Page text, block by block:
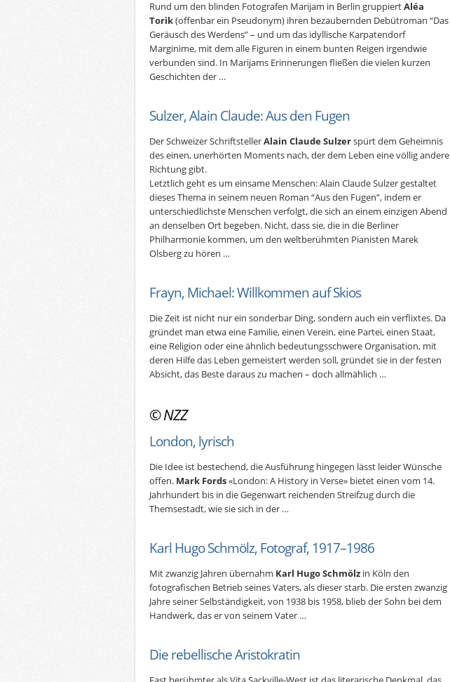
Rund um den blinden Fotografen Marijam in Berlin gruppiertAléa
Torik(offenbar ein Pseudonym) ihren bezaubernden Debütroman “Das
Geräusch des Werdens” – und um das idyllische Karpatendorf
Marginime, mit dem alle Figuren in einem bunten Reigen irgendwie
verbunden sind. In Marijams Erinnerungen fließen die vielen kurzen
Geschichten der …
Sulzer, Alain Claude: Aus den Fugen
Der Schweizer SchriftstellerAlain Claude Sulzerspürt dem Geheimnis
des einen, unerhörten Moments nach, der dem Leben eine völlig andere
Richtung gibt.
Letztlich geht es um einsame Menschen: Alain Claude Sulzer gestaltet
dieses Thema in seinem neuen Roman “Aus den Fugen”, indem er
unterschiedlichste Menschen verfolgt, die sich an einem einzigen Abend
an denselben Ort begeben. Nicht, dass sie, die in die Berliner
Philharmonie kommen, um den weltberühmten Pianisten Marek
Olsberg zu hören …
Frayn, Michael: Willkommen auf Skios
Die Zeit ist nicht nur ein sonderbar Ding, sondern auch ein verflixtes. Da
gründet man etwa eine Familie, einen Verein, eine Partei, einen Staat,
eine Religion oder eine ähnlich bedeutungsschwere Organisation, mit
deren Hilfe das Leben gemeistert werden soll, gründet sie in der festen
Absicht, das Beste daraus zu machen – doch allmählich …
©NZZ
London, lyrisch
Die Idee ist bestechend, die Ausführung hingegen lässt leider Wünsche
offen. Mark Fords«London: A History in Verse» bietet einen vom 14.
Jahrhundert bis in die Gegenwart reichenden Streifzug durch die
Themsestadt, wie sie sich in der …
Karl Hugo Schmölz, Fotograf, 1917–1986
Mit zwanzig Jahren übernahm Karl Hugo Schmölz in Köln den
fotografischen Betrieb seines Vaters, als dieser starb. Die ersten zwanzig
Jahre seiner Selbständigkeit, von 1938 bis 1958, blieb der Sohn bei dem
Handwerk, das er von seinem Vater …
Die rebellische Aristokratin